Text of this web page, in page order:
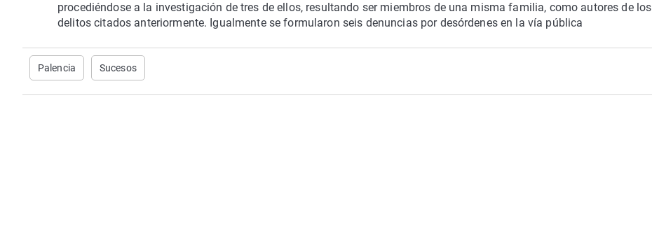
procediéndose a la investigación de tres de ellos, resultando ser miembros de una misma familia, como autores de los
delitos citados anteriormente. Igualmente se formularon seis denuncias por desórdenes en la vía pública
Palencia Sucesos